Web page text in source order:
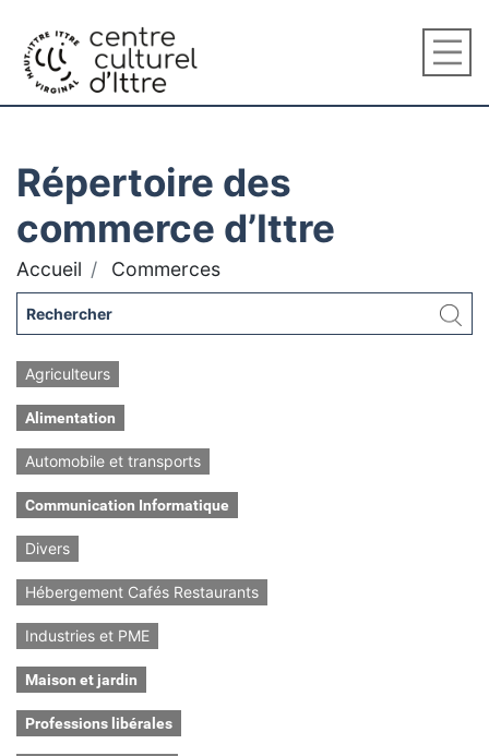
Répertoire des
commerce d’Ittre
Accueil Commerces
Agriculteurs
Alimentation
Automobile et transports
Communication Informatique
Divers
Hébergement Cafés Restaurants
Industries et PME
Maison et jardin
Professions libérales